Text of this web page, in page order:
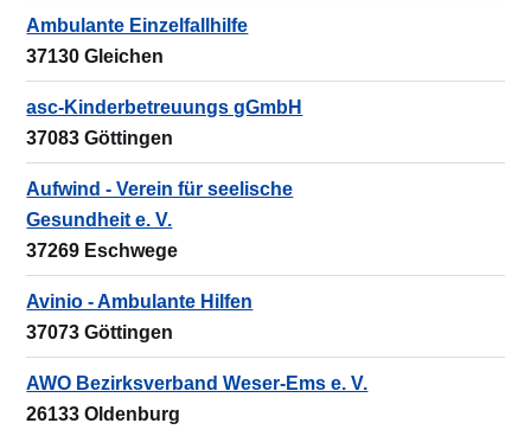
Ambulante Einzelfallhilfe
37130 Gleichen
asc-Kinderbetreuungs gGmbH
37083 Göttingen
Aufwind - Verein für seelische
Gesundheit e. V.
37269 Eschwege
Avinio - Ambulante Hilfen
37073 Göttingen
AWO Bezirksverband Weser-Ems e. V.
26133 Oldenburg